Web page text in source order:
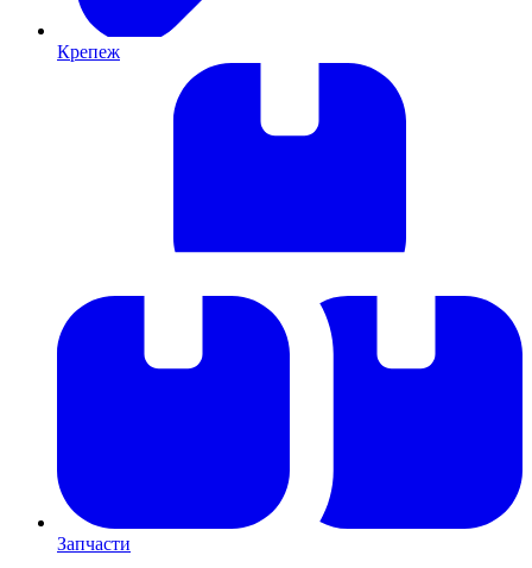
Крепеж
Запчасти